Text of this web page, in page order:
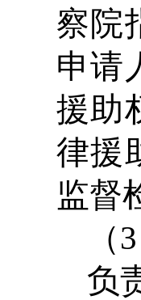
察院
申请
援助
律援
监督
负